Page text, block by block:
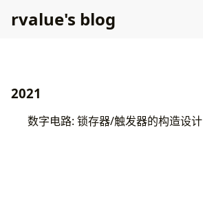
rvalue's blog
2021
数字电路: 锁存器/触发器的构造设计